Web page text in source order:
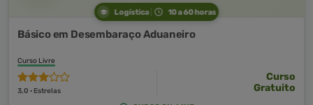
Logística 10 a 60 horas
Básico em Desembaraço Aduaneiro
Curso Livre
3,0 · Estrelas
Curso
Gratuito